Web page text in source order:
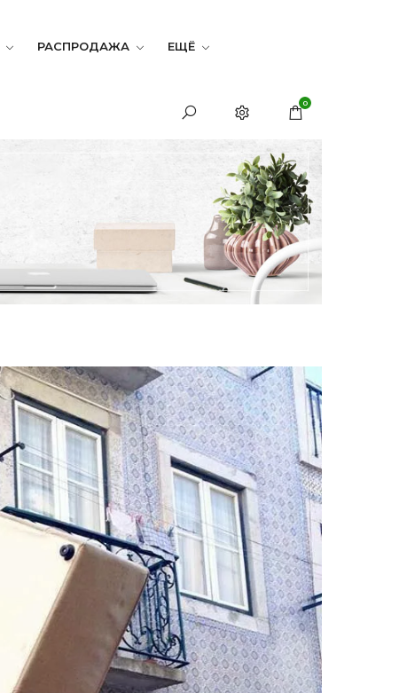
РАСПРОДАЖА ЕЩЁ
0